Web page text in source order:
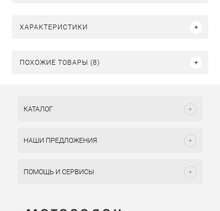
ХАРАКТЕРИСТИКИ
ПОХОЖИЕ ТОВАРЫ (8)
КАТАЛОГ
НАШИ ПРЕДЛОЖЕНИЯ
ПОМОЩЬ И СЕРВИСЫ